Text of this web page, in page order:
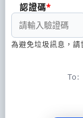
認證碼
為避免垃圾訊息，
To: